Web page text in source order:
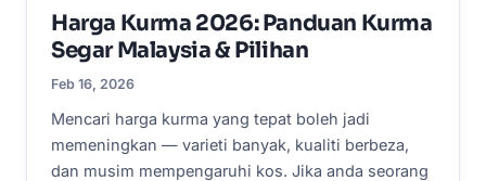
Harga Kurma 2026: Panduan Kurma
Segar Malaysia & Pilihan
Feb 16, 2026
Mencari harga kurma yang tepat boleh jadi
memeningkan — varieti banyak, kualiti berbeza,
dan musim mempengaruhi kos. Jika anda seorang